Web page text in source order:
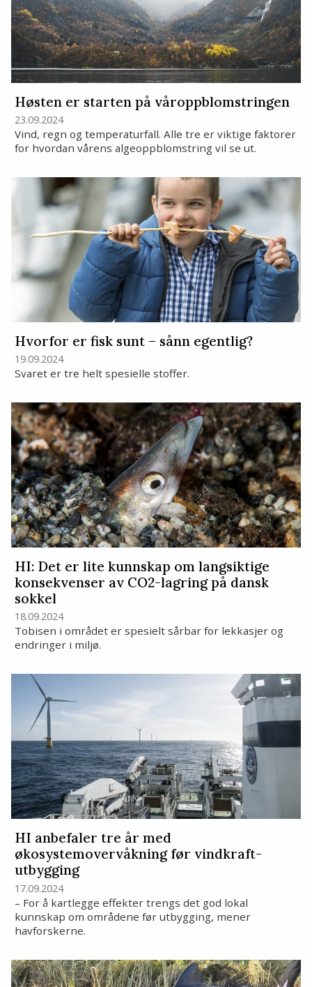
Høsten er starten på våroppblomstringen
23.09.2024
Vind, regn og temperaturfall. Alle tre er viktige faktorer
for hvordan vårens algeoppblomstring vil se ut.
Hvorfor er fisk sunt – sånn egentlig?
19.09.2024
Svaret er tre helt spesielle stoffer.
HI: Det er lite kunnskap om langsiktige
konsekvenser av CO2-lagring på dansk
sokkel
18.09.2024
Tobisen i området er spesielt sårbar for lekkasjer og
endringer i miljø.
HI anbefaler tre år med
økosystemovervåkning før vindkraft-
utbygging
17.09.2024
– For å kartlegge effekter trengs det god lokal
kunnskap om områdene før utbygging, mener
havforskerne.